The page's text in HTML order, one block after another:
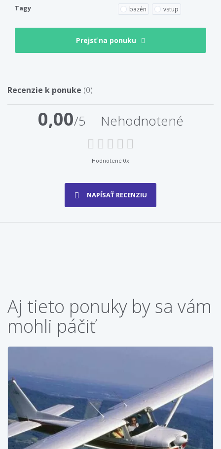
Tagy bazén vstup
Prejsť na ponuku
Recenzie k ponuke (0)
0,00/5 Nehodnotené
Hodnotené 0x
NAPÍSAŤ RECENZIU
Aj tieto ponuky by sa vám
mohli páčiť